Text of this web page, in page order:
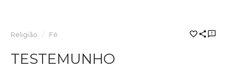
Religião Fé
TESTEMUNHO